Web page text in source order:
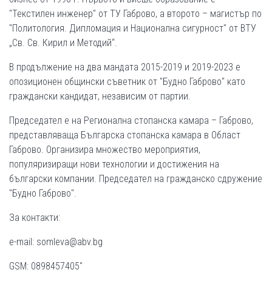
"Текстилен инженер" от ТУ Габрово, а второто – магистър по
"Политология. Дипломация и Национална сигурност" от ВТУ
„Св. Св. Кирил и Методий“.
В продължение на два мандата 2015-2019 и 2019-2023 е
опозиционен общински съветник от "Будно Габрово" като
граждански кандидат, независим от партии.
Председател е на Регионална стопанска камара – Габрово,
представляваща Българска стопанска камара в Област
Габрово. Организира множество мероприятия,
популяризиращи нови технологии и достижения на
български компании. Председател на гражданско сдружение
"Будно Габрово".
За контакти:
e-mail: somleva@abv.bg
GSM: 0898457405"